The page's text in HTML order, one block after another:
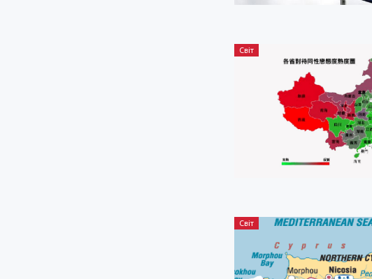
Світ
Світ